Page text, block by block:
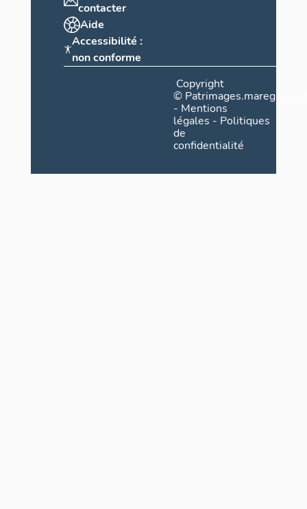
contacter
Aide
Accessibilité :
non conforme
Copyright
©
- Mentions
légales - Politiques
de
confidentialité